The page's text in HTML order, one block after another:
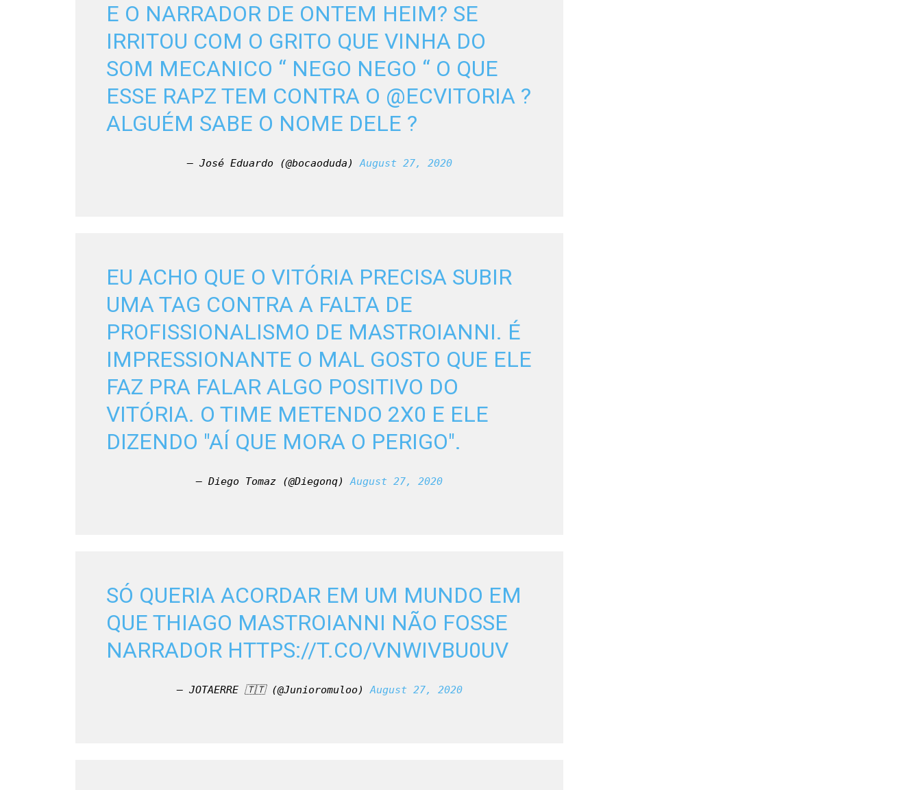
E O NARRADOR DE ONTEM HEIM? SE
IRRITOU COM O GRITO QUE VINHA DO
SOM MECANICO “ NEGO NEGO “ O QUE
ESSE RAPZ TEM CONTRA O @ECVITORIA ?
ALGUÉM SABE O NOME DELE ?
— José Eduardo (@bocaoduda) August 27, 2020
EU ACHO QUE O VITÓRIA PRECISA SUBIR
UMA TAG CONTRA A FALTA DE
PROFISSIONALISMO DE MASTROIANNI. É
IMPRESSIONANTE O MAL GOSTO QUE ELE
FAZ PRA FALAR ALGO POSITIVO DO
VITÓRIA. O TIME METENDO 2X0 E ELE
DIZENDO "AÍ QUE MORA O PERIGO".
— Diego Tomaz (@Diegonq) August 27, 2020
SÓ QUERIA ACORDAR EM UM MUNDO EM
QUE THIAGO MASTROIANNI NÃO FOSSE
NARRADOR HTTPS://T.CO/VNWIVBU0UV
— JOTAERRE 🇹🇹 (@Junioromuloo) August 27, 2020